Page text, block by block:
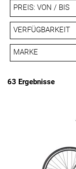
PREIS: VON / BIS
VERFÜGBARKEIT
MARKE
63 Ergebnisse